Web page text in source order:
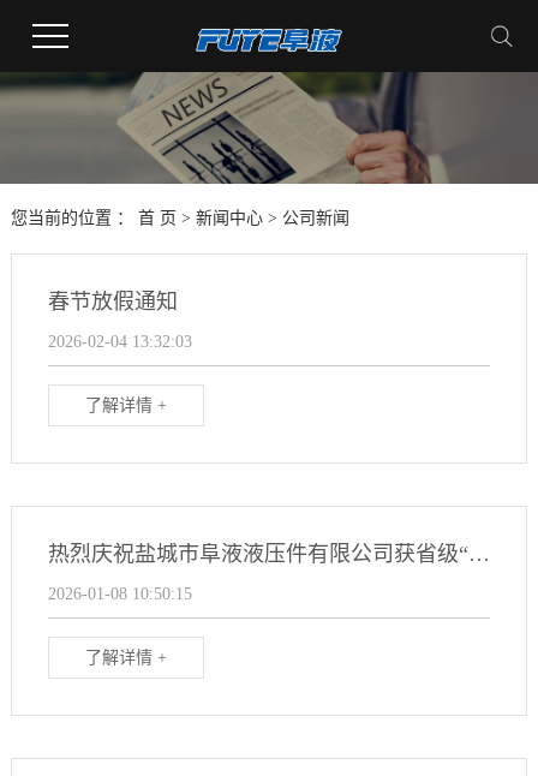
您当前的位置 ： 首 页 > 新闻中心> 公司新闻
春节放假通知
2026-02-04 13:32:03
了解详情 +
热烈庆祝盐城市阜液液压件有限公司获省级“专精特新中小企业”认定
2026-01-08 10:50:15
了解详情 +